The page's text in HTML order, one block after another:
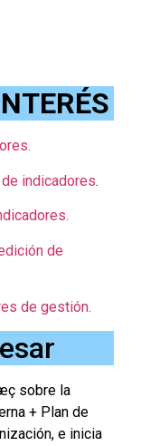
indicadores.
de
de gestión.
sobre la
+ Plan de
e inicia